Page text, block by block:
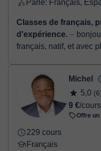
Classes de français,
d'expérience. ⏤ bonjour, je suis professeur de
français, natif, et avec
Michel
5,0
9 €/cours
Offre
229 cours
Français